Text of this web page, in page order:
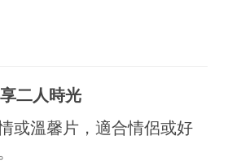
二人時光
或溫馨片，適合情侶或好